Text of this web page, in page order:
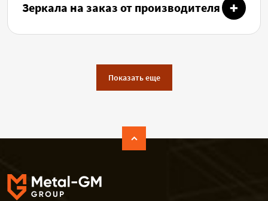
Зеркала на заказ от производителя
Показать еще